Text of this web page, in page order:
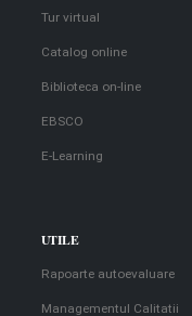
Tur virtual
Catalog online
Biblioteca on-line
EBSCO
E-Learning
UTILE
Rapoarte autoevaluare
Managementul Calitatii